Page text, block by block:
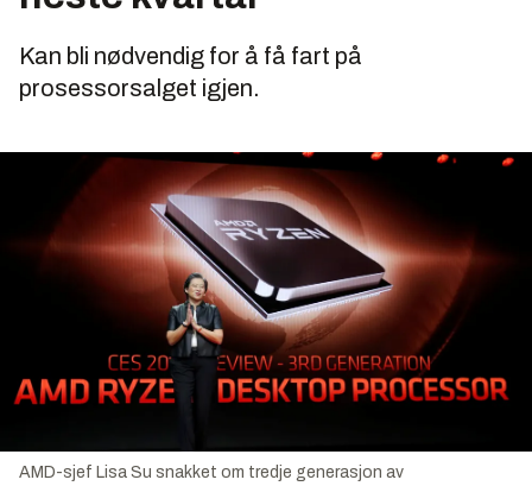
Kan bli nødvendig for å få fart på
prosessorsalget igjen.
AMD-sjef Lisa Su snakket om tredje generasjon av